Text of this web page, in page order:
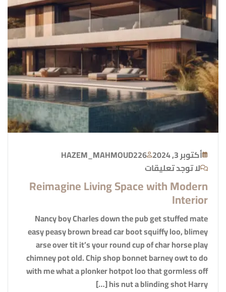
أكتوبر 3, 2024
HAZEM_MAHMOUD226
لا توجد تعليقات
Reimagine Living Space with Modern
Interior
Nancy boy Charles down the pub get stuffed mate
easy peasy brown bread car boot squiffy loo, blimey
arse over tit it’s your round cup of char horse play
chimney pot old. Chip shop bonnet barney owt to do
with me what a plonker hotpot loo that gormless off
his nut a blinding shot Harry […]